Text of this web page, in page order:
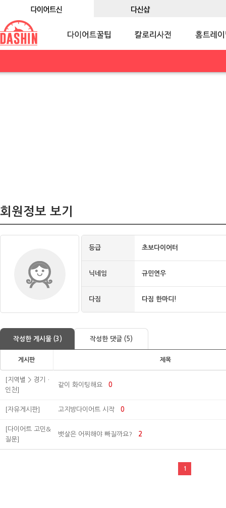
회원정보 보기
등급 초보다이어터
닉네임 규민연우
다짐 다짐 한마디!
작성한 게시물 (3) 작성한 댓글 (5)
게시판 제목
[지역별 > 경기ㆍ
인천]
같이 화이팅해요 0
[자유게시판] 고지방다이어트 시작 0
[다이어트 고민&
질문]
뱃살은 어찌해야 빠질까요? 2
1